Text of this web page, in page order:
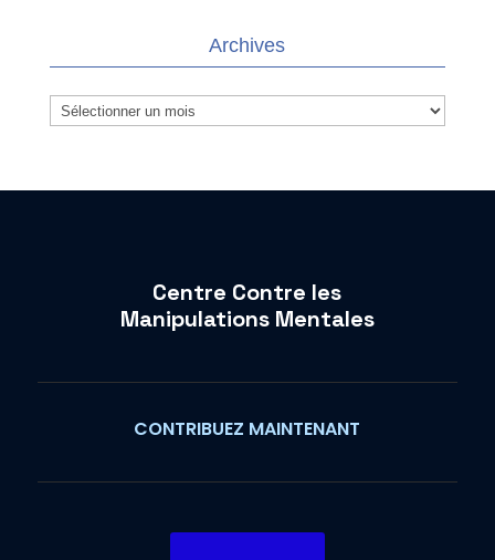
Archives
Archives
Centre Contre les
Manipulations Mentales
CONTRIBUEZ MAINTENANT